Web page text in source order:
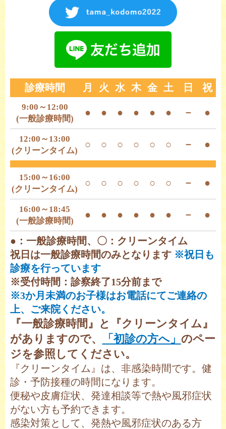
●：一般診療時間、〇：クリーンタイム
祝日は一般診療時間のみとなります ※祝日も
診療を行っています
※受付時間：診察終了15分前まで
※3か月未満のお子様はお電話にてご連絡の
上、ご来院ください。
『一般診療時間』と『クリーンタイム』
がありますので、
「初診の方へ」 のペー
ジを参照してください。
『クリーンタイム』は、非感染時間です。健
診・予防接種の時間になります。
便秘や皮膚症状、発達相談等で熱や風邪症状
がない方も予約できます。
感染対策として、発熱や風邪症状のある方
診療時間 月 火 水 木 金 土 日 祝
9:00～12:00
(一般診療時間)
● ● ● ● ● ● － ●
12:00～13:00
(クリーンタイム)
○ ○ ○ ○ ○ ○ － ●
15:00～16:00
(クリーンタイム)
○ ○ ○ ○ ○ ○ － ●
16:00～18:45
(一般診療時間)
● ● ● ● ● ● － ●